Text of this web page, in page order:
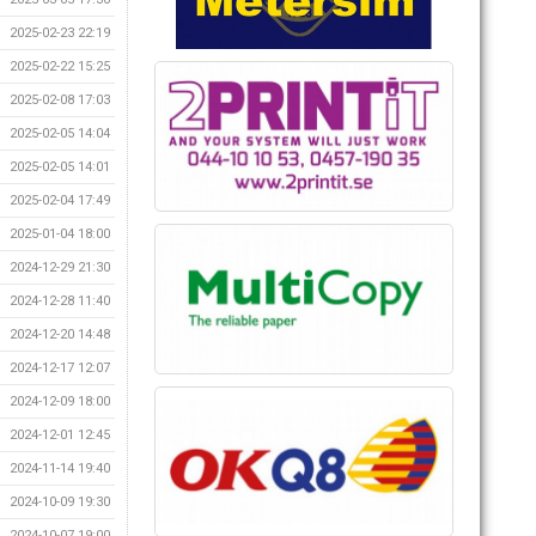
2025-02-23 22:19
2025-02-22 15:25
2025-02-08 17:03
2025-02-05 14:04
2025-02-05 14:01
2025-02-04 17:49
2025-01-04 18:00
2024-12-29 21:30
2024-12-28 11:40
2024-12-20 14:48
2024-12-17 12:07
2024-12-09 18:00
2024-12-01 12:45
2024-11-14 19:40
2024-10-09 19:30